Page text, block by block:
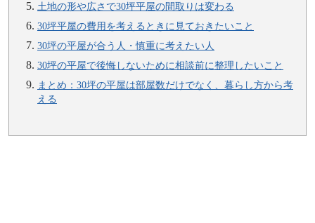
土地の形や広さで30坪平屋の間取りは変わる
30坪平屋の費用を考えるときに見ておきたいこと
30坪の平屋が合う人・慎重に考えたい人
30坪の平屋で後悔しないために相談前に整理したいこと
まとめ：30坪の平屋は部屋数だけでなく、暮らし方から考
える